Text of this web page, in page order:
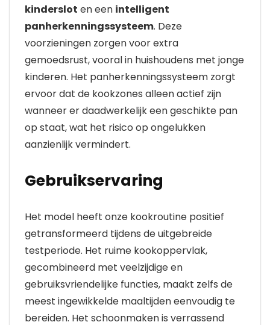
kinderslot en een intelligent
panherkenningssysteem. Deze
voorzieningen zorgen voor extra
gemoedsrust, vooral in huishoudens met jonge
kinderen. Het panherkenningssysteem zorgt
ervoor dat de kookzones alleen actief zijn
wanneer er daadwerkelijk een geschikte pan
op staat, wat het risico op ongelukken
aanzienlijk vermindert.
Gebruikservaring
Het model heeft onze kookroutine positief
getransformeerd tijdens de uitgebreide
testperiode. Het ruime kookoppervlak,
gecombineerd met veelzijdige en
gebruiksvriendelijke functies, maakt zelfs de
meest ingewikkelde maaltijden eenvoudig te
bereiden. Het schoonmaken is verrassend